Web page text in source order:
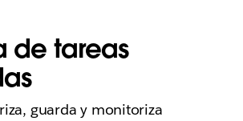
de tareas
guarda y monitoriza